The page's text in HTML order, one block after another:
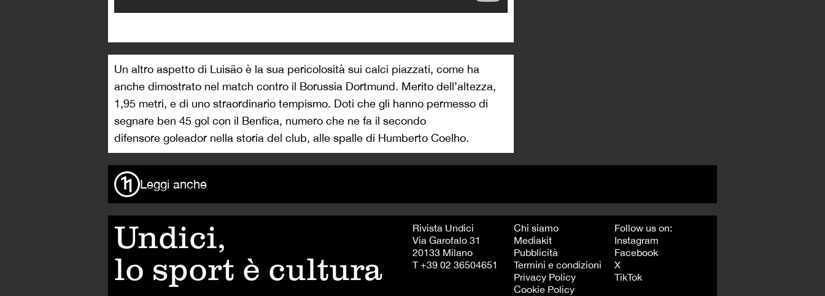
Un altro aspetto di Luisão è la sua pericolosità sui calci piazzati, come ha
anche dimostrato nel match contro il Borussia Dortmund. Merito dell’altezza,
1,95 metri, e di uno straordinario tempismo. Doti che gli hanno permesso di
segnare ben 45 gol con il Benfica, numero che ne fa il secondo
difensore goleador nella storia del club, alle spalle di Humberto Coelho.
Leggi anche
Undici,
lo sport è cultura
Rivista Undici
Via Garofalo 31
20133 Milano
T +39 02 36504651
Chi siamo
Mediakit
Pubblicità
Termini e condizioni
Privacy Policy
Cookie Policy
Follow us on:
Instagram
Facebook
X
TikTok